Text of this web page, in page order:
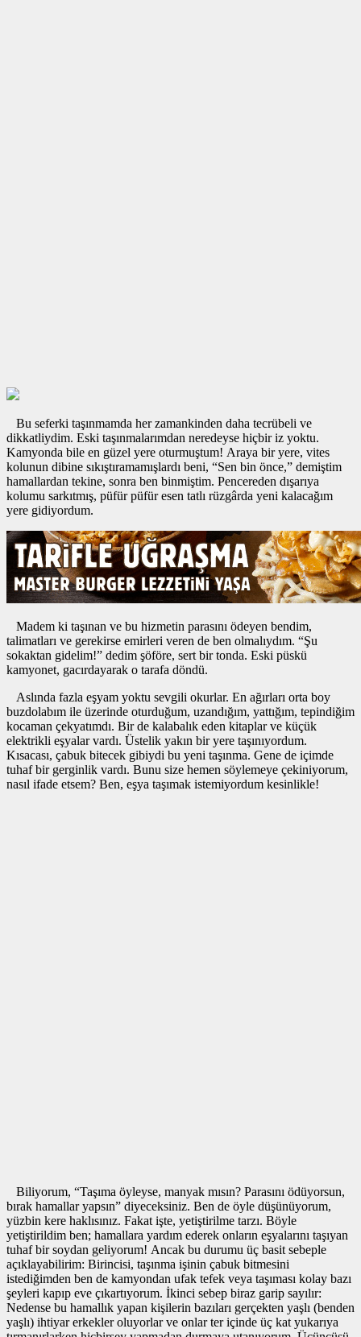
Bu seferki taşınmamda her zamankinden daha tecrübeli ve
dikkatliydim. Eski taşınmalarımdan neredeyse hiçbir iz yoktu.
Kamyonda bile en güzel yere oturmuştum! Araya bir yere, vites
kolunun dibine sıkıştıramamışlardı beni, “Sen bin önce,” demiştim
hamallardan tekine, sonra ben binmiştim. Pencereden dışarıya
kolumu sarkıtmış, püfür püfür esen tatlı rüzgârda yeni kalacağım
yere gidiyordum.
Madem ki taşınan ve bu hizmetin parasını ödeyen bendim,
talimatları ve gerekirse emirleri veren de ben olmalıydım. “Şu
sokaktan gidelim!” dedim şöföre, sert bir tonda. Eski püskü
kamyonet, gacırdayarak o tarafa döndü.
Aslında fazla eşyam yoktu sevgili okurlar. En ağırları orta boy
buzdolabım ile üzerinde oturduğum, uzandığım, yattığım, tepindiğim
kocaman çekyatımdı. Bir de kalabalık eden kitaplar ve küçük
elektrikli eşyalar vardı. Üstelik yakın bir yere taşınıyordum.
Kısacası, çabuk bitecek gibiydi bu yeni taşınma. Gene de içimde
tuhaf bir gerginlik vardı. Bunu size hemen söylemeye çekiniyorum,
nasıl ifade etsem? Ben, eşya taşımak istemiyordum kesinlikle!
Biliyorum, “Taşıma öyleyse, manyak mısın? Parasını ödüyorsun,
bırak hamallar yapsın” diyeceksiniz. Ben de öyle düşünüyorum,
yüzbin kere haklısınız. Fakat işte, yetiştirilme tarzı. Böyle
yetiştirildim ben; hamallara yardım ederek onların eşyalarını taşıyan
tuhaf bir soydan geliyorum! Ancak bu durumu üç basit sebeple
açıklayabilirim: Birincisi, taşınma işinin çabuk bitmesini
istediğimden ben de kamyondan ufak tefek veya taşıması kolay bazı
şeyleri kapıp eve çıkartıyorum. İkinci sebep biraz garip sayılır:
Nedense bu hamallık yapan kişilerin bazıları gerçekten yaşlı (benden
yaşlı) ihtiyar erkekler oluyorlar ve onlar ter içinde üç kat yukarıya